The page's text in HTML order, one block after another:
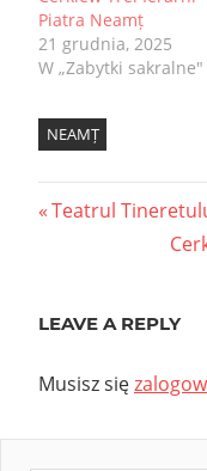
Piatra Neamț
21 grudnia, 2025
W „Zabytki sakralne"
NEAMȚ
Previous
Teatrul
LEAVE A REPLY
Musisz się